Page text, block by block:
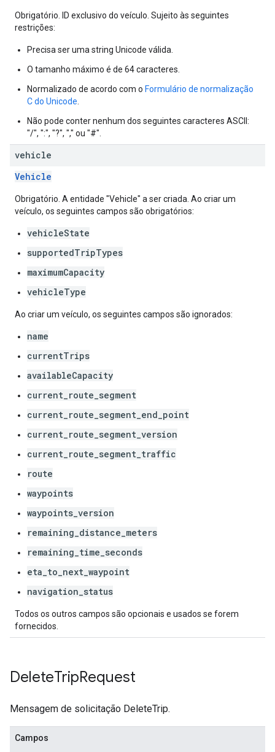
Obrigatório. ID exclusivo do veículo. Sujeito às seguintes
restrições:
Precisa ser uma string Unicode válida.
O tamanho máximo é de 64 caracteres.
Normalizado de acordo com o Formulário de normalização
C do Unicode
Não pode conter nenhum dos seguintes caracteres ASCII:
"/", ":", "?", "," ou "#".
vehicle
Vehicle
Obrigatório. A entidade "Vehicle" a ser criada. Ao criar um
veículo, os seguintes campos são obrigatórios:
vehicleState
supportedTripTypes
maximumCapacity
vehicleType
Ao criar um veículo, os seguintes campos são ignorados:
name
currentTrips
availableCapacity
current_route_segment
current_route_segment_end_point
current_route_segment_version
current_route_segment_traffic
route
waypoints
waypoints_version
remaining_distance_meters
remaining_time_seconds
eta_to_next_waypoint
navigation_status
Todos os outros campos são opcionais e usados se forem
fornecidos.
DeleteTripRequest
Mensagem de solicitação DeleteTrip.
Campos